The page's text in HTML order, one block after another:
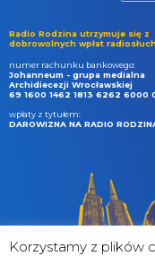
Radio Rodzina utrzymuje się z
dobrowolnych wpłat
numer rachunku bankowego:
Johanneum - grupa medialna
Archidiecezji Wrocławskiej
69 1600 1462 1813 6262 6000
wpłaty z tytułem:
DAROWIZNA NA RADIO
Korzystamy z plików